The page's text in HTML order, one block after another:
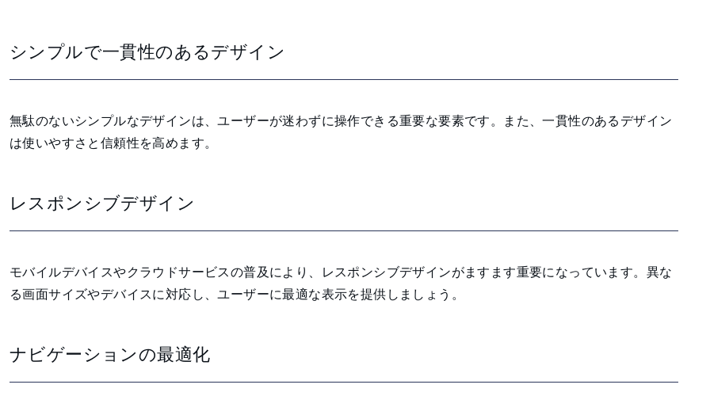
シンプルで一貫性のあるデザイン
無駄のないシンプルなデザインは、ユーザーが迷わずに操作できる重要な要素です。また、一貫性のあるデザイン
は使いやすさと信頼性を高めます。
レスポンシブデザイン
モバイルデバイスやクラウドサービスの普及により、レスポンシブデザインがますます重要になっています。異な
る画面サイズやデバイスに対応し、ユーザーに最適な表示を提供しましょう。
ナビゲーションの最適化